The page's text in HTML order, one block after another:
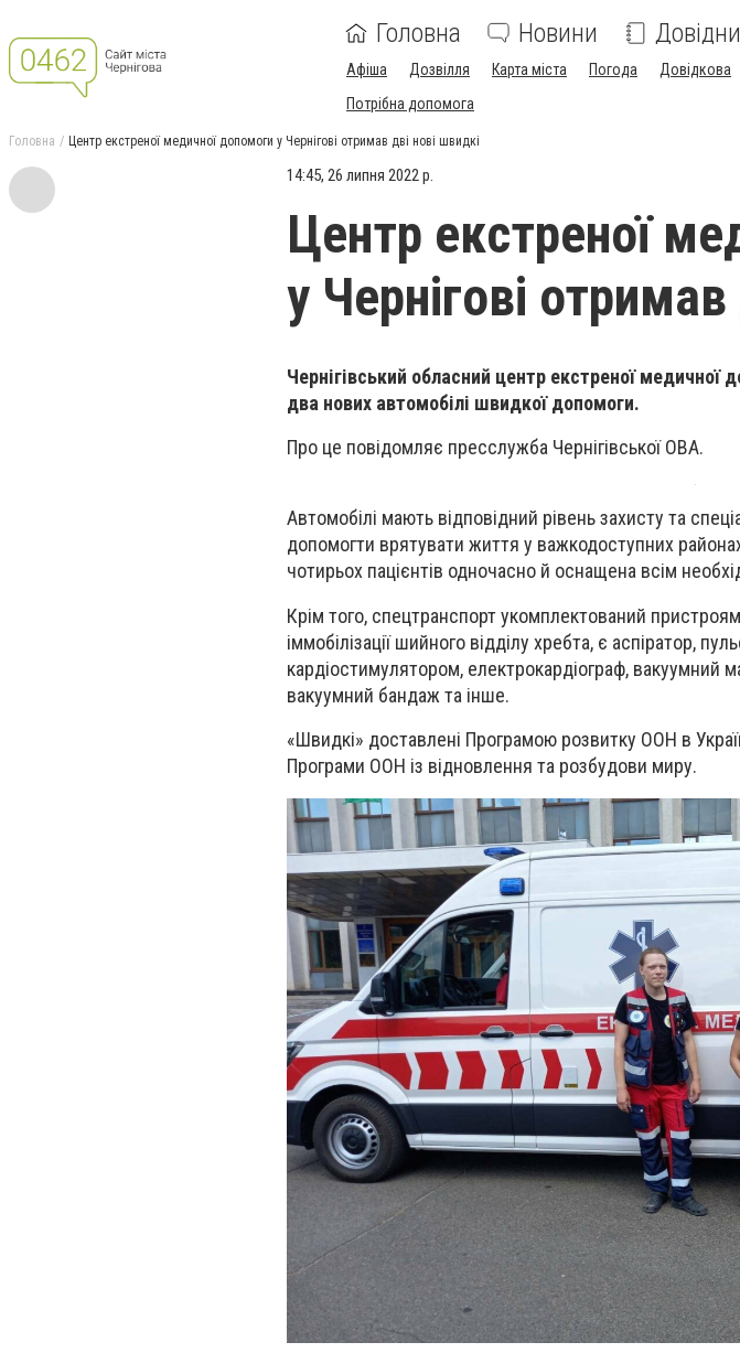
Головна Новини
Афіша Дозвілля Карта міста Погода Довідкова
Потрібна допомога
Головна Центр екстреної медичної допомоги у Чернігові отримав дві нові швидкі
14:45, 26 липня 2022 р.
Центр екстреної
у Чернігові
Чернігівський обласний центр екстреної
два нових автомобілі швидкої допомоги.
Про це повідомляє пресслужба Чернігівської ОВА.
Автомобілі мають відповідний рівень захисту та
допомогти врятувати життя у важкодоступних
чотирьох пацієнтів одночасно й оснащена всім
Крім того, спецтранспорт укомплектований
іммобілізації шийного відділу хребта, є аспіратор,
кардіостимулятором, електрокардіограф, вакуумний
вакуумний бандаж та інше.
«Швидкі» доставлені Програмою розвитку ООН в
Програми ООН із відновлення та розбудови миру.